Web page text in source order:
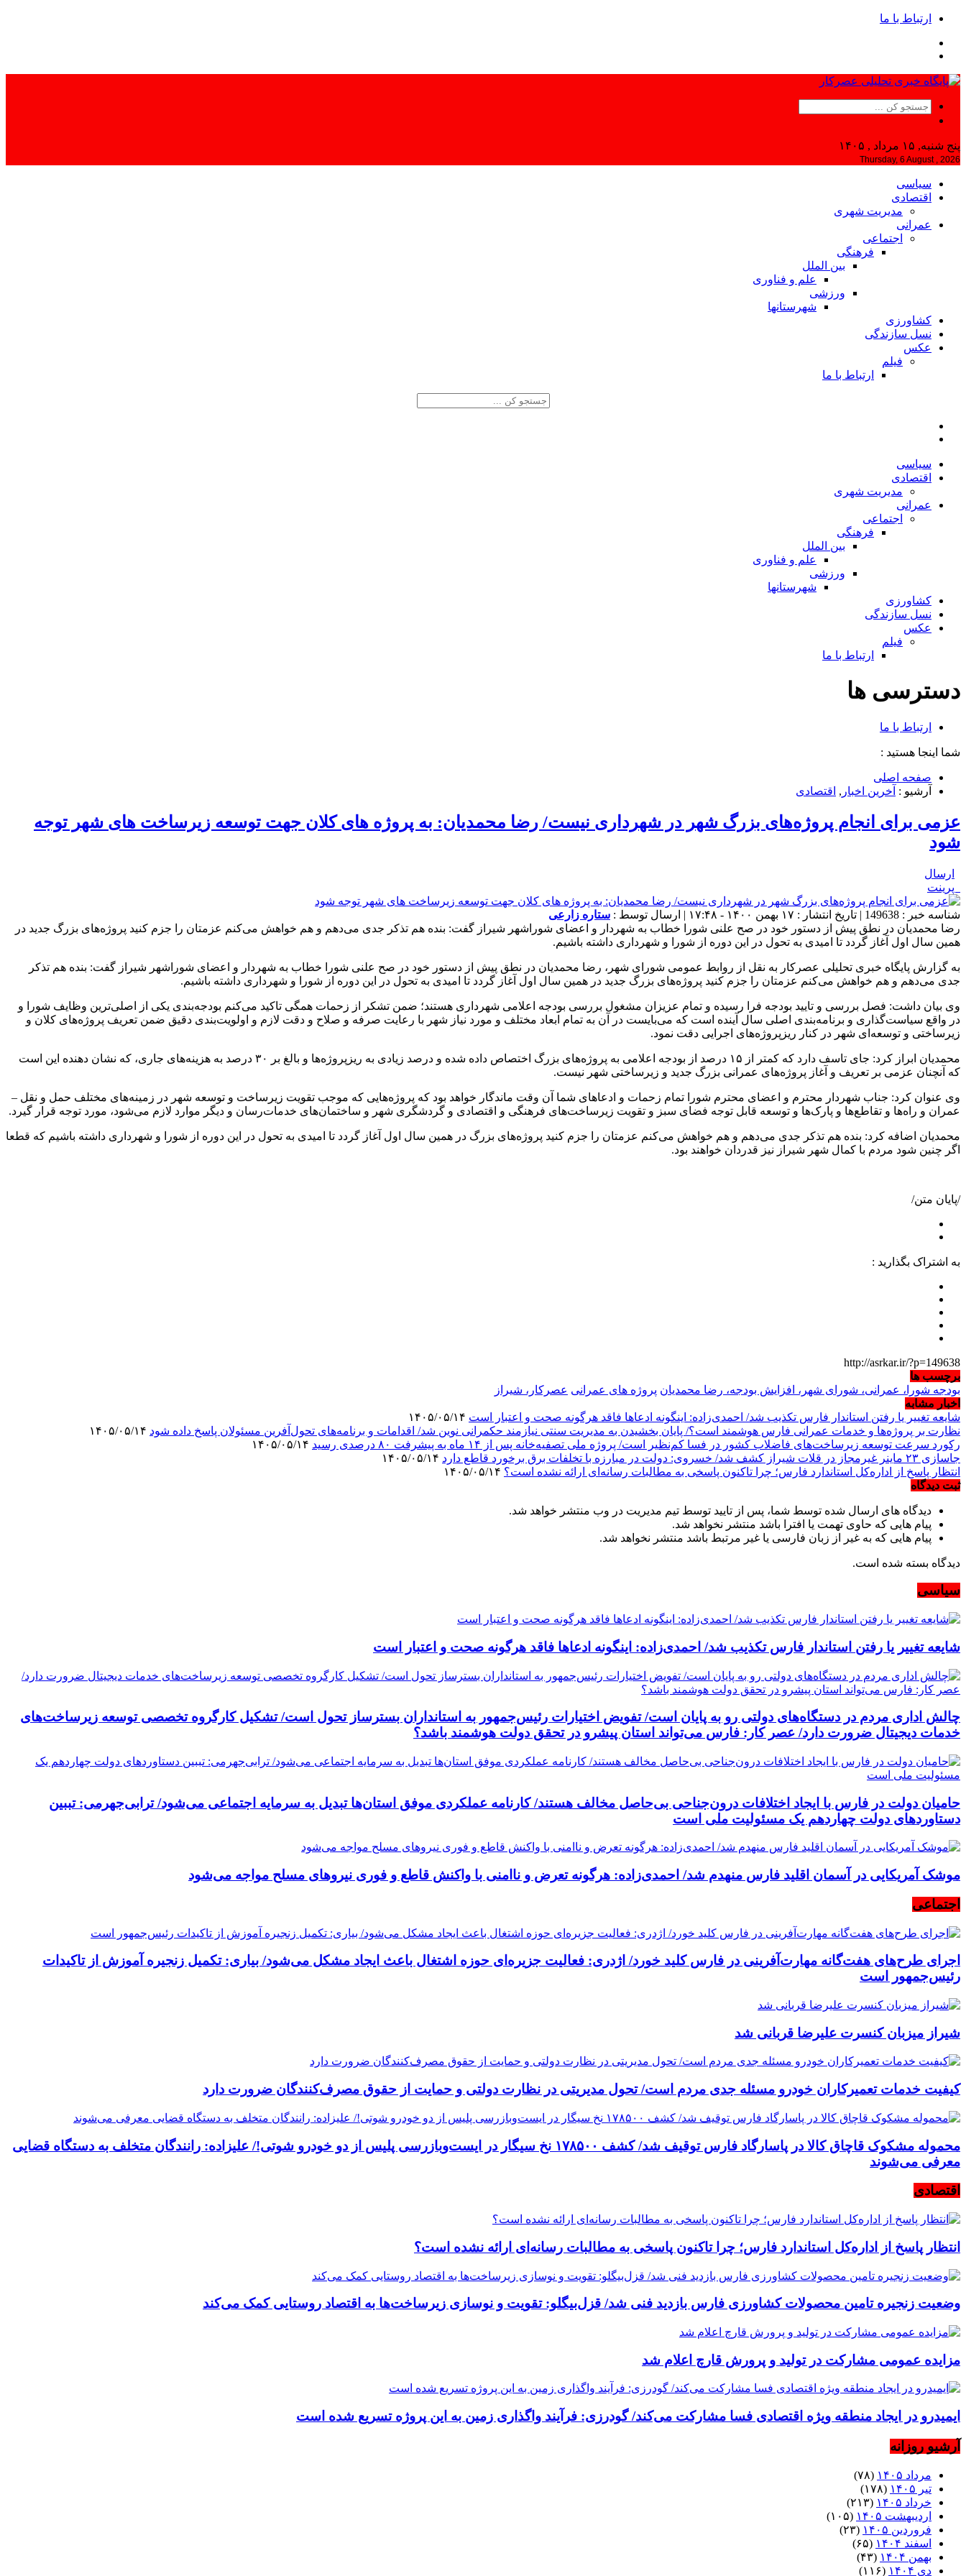
ارتباط با ما
پنج شنبه, ۱۵ مرداد , ۱۴۰۵
Thursday, 6 August , 2026
سیاسی
اقتصادی
مدیریت شهری
عمرانی
اجتماعی
فرهنگی
بین الملل
علم و فناوری
ورزشی
شهرستانها
کشاورزی
نسل سازندگی
عکس
فیلم
ارتباط با ما
سیاسی
اقتصادی
مدیریت شهری
عمرانی
اجتماعی
فرهنگی
بین الملل
علم و فناوری
ورزشی
شهرستانها
کشاورزی
نسل سازندگی
عکس
فیلم
ارتباط با ما
دسترسی ها
ارتباط با ما
شما اینجا هستید :
صفحه اصلی
آرشیو : آخرین اخبار , اقتصادی
عزمی برای انجام پروژه‌های بزرگ شهر در شهرداری نیست/ رضا محمدیان: به پروژه های کلان جهت توسعه زیرساخت های شهر توجه
شود
ارسال
پرینت
شناسه خبر : 149638 | تاریخ انتشار : ۱۷ بهمن ۱۴۰۰ - ۱۷:۴۸ | ارسال توسط :
ستاره زارعی
رضا محمدیان در نطق پیش از دستور خود در صح علنی شورا خطاب به شهردار و اعضای شوراشهر شیراز گفت: بنده هم تذکر جدی می‌دهم و هم خواهش می‌کنم عزمتان را جزم کنید پروژه‌های بزرگ جدید در
همین سال اول آغاز گردد تا امیدی به تحول در این دوره از شورا و شهرداری داشته باشیم.
به گزارش پایگاه خبری تحلیلی عصرکار به نقل از روابط عمومی شورای شهر، رضا محمدیان در نطق پیش از دستور خود در صح علنی شورا خطاب به شهردار و اعضای شوراشهر شیراز گفت: بنده هم تذکر
جدی می‌دهم و هم خواهش می‌کنم عزمتان را جزم کنید پروژه‌های بزرگ جدید در همین سال اول آغاز گردد تا امیدی به تحول در این دوره از شورا و شهرداری داشته باشیم.
وی بیان داشت: فصل بررسی و تایید بودجه فرا رسیده و تمام عزیزان مشغول بررسی بودجه اعلامی شهرداری هستند؛ ضمن تشکر از زحمات همگی تاکید می‌کنم بودجه‌بندی یکی از اصلی‌ترین وظایف شورا و
در واقع سیاست‌گذاری و برنامه‌بندی اصلی سال آینده است که می‌بایست در آن به تمام ابعاد مختلف و مورد نیاز شهر با رعایت صرفه و صلاح و دقت لازم و اولویت‌بندی دقیق ضمن تعریف پروژه‌های کلان و
زیرساختی و توسعه‌ای شهر در کنار ریزپروژه‌های اجرایی دقت نمود.
محمدیان ابراز کرد: جای تاسف دارد که کمتر از ۱۵ درصد از بودجه اعلامی به پروژه‌های بزرگ اختصاص داده شده و درصد زیادی به ریزپروژه‌ها و بالغ بر ۳۰ درصد به هزینه‌های جاری، که نشان دهنده این است
که آنچنان عزمی بر تعریف و آغاز پروژه‌های عمرانی بزرگ جدید و زیرساختی شهر نیست.
وی عنوان کرد: جناب شهردار محترم و اعضای محترم شورا تمام زحمات و ادعاهای شما آن وقت ماندگار خواهد بود که پروژه‌هایی که موجب تقویت زیرساخت و توسعه شهر در زمینه‌های مختلف حمل و نقل –
عمران و راه‌ها و تقاطع‌ها و پارک‌ها و توسعه قابل توجه فضای سبز و تقویت زیرساخت‌های فرهنگی و اقتصادی و گردشگری شهر و ساختمان‌های خدمات‌رسان و دیگر موارد لازم می‌شود، مورد توجه قرار گیرد.
محمدیان اضافه کرد: بنده هم تذکر جدی می‌دهم و هم خواهش می‌کنم عزمتان را جزم کنید پروژه‌های بزرگ در همین سال اول آغاز گردد تا امیدی به تحول در این دوره از شورا و شهرداری داشته باشیم که قطعا
اگر چنین شود مردم با کمال شهر شیراز نیز قدردان خواهند بود.
/پایان متن/
به اشتراک بگذارید :
http://asrkar.ir/?p=149638
برچسب ها
بودجه شورا، عمرانی، شورای شهر، افزایش بودجه، رضا محمدیان پروژه های عمرانی عصرکار، شیراز
اخبار مشابه
شایعه تغییر یا رفتن استاندار فارس تکذیب شد/ احمدی‌زاده: اینگونه ادعاها فاقد هرگونه صحت و اعتبار است
نظارت بر پروژه‌ها و خدمات عمرانی فارس هوشمند است؟/ پایان بخشیدن به مدیریت سنتی نیازمند حکمرانی نوین شد/ اقدامات و برنامه‌های تحول‌آفرین مسئولان پاسخ داده شود
رکورد سرعت توسعه زیرساخت‌های فاضلاب کشور در فسا کم‌نظیر است/ پروژه ملی تصفیه‌خانه پس از ۱۴ ماه به پیشرفت ۸۰ درصدی رسید
جاسازی ۲۳ ماینر غیرمجاز در قلات شیراز کشف شد/ خسروی: دولت در مبارزه با تخلفات برق برخورد قاطع دارد
انتظار پاسخ از اداره‌کل استاندارد فارس؛ چرا تاکنون پاسخی به مطالبات رسانه‌ای ارائه نشده است؟
ثبت دیدگاه
دیدگاه های ارسال شده توسط شما، پس از تایید توسط تیم مدیریت در وب منتشر خواهد شد.
پیام هایی که حاوی تهمت یا افترا باشد منتشر نخواهد شد.
پیام هایی که به غیر از زبان فارسی یا غیر مرتبط باشد منتشر نخواهد شد.
دیدگاه بسته شده است.
سیاسی
شایعه تغییر یا رفتن استاندار فارس تکذیب شد/ احمدی‌زاده: اینگونه ادعاها فاقد هرگونه صحت و اعتبار است
چالش اداری مردم در دستگاه‌های دولتی رو به پایان است/ تفویض اختیارات رئیس‌جمهور به استانداران بسترساز تحول است/ تشکیل کارگروه تخصصی توسعه زیرساخت‌های
خدمات دیجیتال ضرورت دارد/ عصر کار: فارس می‌تواند استان پیشرو در تحقق دولت هوشمند باشد؟
حامیان دولت در فارس با ایجاد اختلافات درون‌جناحی بی‌حاصل مخالف هستند/ کارنامه عملکردی موفق استان‌ها تبدیل به سرمایه اجتماعی می‌شود/ ترابی‌جهرمی: تببین
دستاوردهای دولت چهاردهم یک مسئولیت ملی است
موشک آمریکایی در آسمان اقلید فارس منهدم شد/ احمدی‌زاده: هرگونه تعرض و ناامنی با واکنش قاطع و فوری نیرو‌های مسلح مواجه می‌شود
اجتماعی
اجرای طرح‌های هفت‌گانه مهارت‌آفرینی در فارس کلید خورد/ اژدری: فعالیت جزیره‌‌ای حوزه اشتغال باعث ایجاد مشکل می‌شود/ بیاری: تکمیل زنجیره آموزش از تاکیدات
رئیس‌جمهور است
شیراز میزبان کنسرت علیرضا قربانی شد
کیفیت خدمات تعمیرکاران خودرو مسئله جدی مردم است/ تحول مدیریتی در نظارت دولتی و حمایت از حقوق مصرف‌کنندگان ضرورت دارد
محموله مشکوک قاچاق کالا در پاسارگاد فارس توقیف شد/ کشف ۱۷۸۵۰۰ نخ سیگار در ایست‌وبازرسی پلیس از دو خودرو شوتی!/ علیزاده: رانندگان متخلف به دستگاه قضایی
معرفی می‌شوند
اقتصادی
انتظار پاسخ از اداره‌کل استاندارد فارس؛ چرا تاکنون پاسخی به مطالبات رسانه‌ای ارائه نشده است؟
وضعیت زنجیره تامین محصولات کشاورزی فارس بازدید فنی شد/ قزل‌بیگلو: تقویت و نوسازی زیرساخت‌ها به اقتصاد روستایی کمک می‌کند
مزایده عمومی مشارکت در تولید و پرورش قارچ اعلام شد
ایمیدرو در ایجاد منطقه ویژه اقتصادی فسا مشارکت می‌کند/ گودرزی: فرآیند واگذاری زمین به این پروژه تسریع شده است
آرشیو روزانه
مرداد ۱۴۰۵
(۷۸)
تیر ۱۴۰۵
(۱۷۸)
خرداد ۱۴۰۵
(۲۱۳)
اردیبهشت ۱۴۰۵
(۱۰۵)
فروردین ۱۴۰۵
(۲۳)
اسفند ۱۴۰۴
(۶۵)
بهمن ۱۴۰۴
(۴۳)
دی ۱۴۰۴
(۱۱۶)